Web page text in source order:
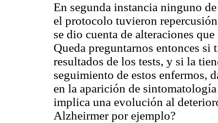
En segunda instancia ninguno
el protocolo tuvieron
se dio cuenta de alteraciones
Queda preguntarnos entonces
resultados de los tests, y si la
seguimiento de estos enfermos,
en la aparición de
implica una evolución al
Alzheirmer por ejemplo?